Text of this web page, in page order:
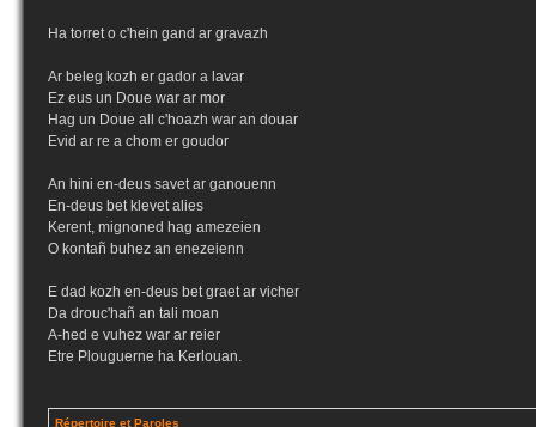
Ha torret o c'hein gand ar gravazh
Ar beleg kozh er gador a lavar
Ez eus un Doue war ar mor
Hag un Doue all c'hoazh war an douar
Evid ar re a chom er goudor
An hini en-deus savet ar ganouenn
En-deus bet klevet alies
Kerent, mignoned hag amezeien
O kontañ buhez an enezeienn
E dad kozh en-deus bet graet ar vicher
Da drouc'hañ an tali moan
A-hed e vuhez war ar reier
Etre Plouguerne ha Kerlouan.
Répertoire et Paroles